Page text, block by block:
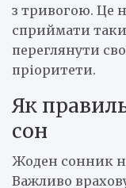
з тривогою. Це
сприймати
переглянути
пріоритети.
Як
сон
Жоден сонник не
Важливо